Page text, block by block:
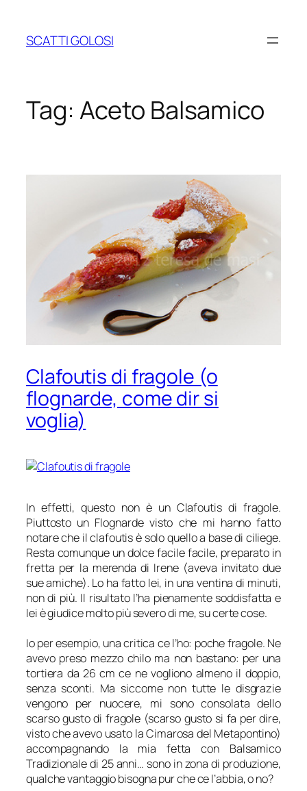
contenuto
SCATTI GOLOSI
Tag: Aceto Balsamico
Clafoutis di fragole (o
flognarde, come dir si
voglia)
In effetti, questo non è un Clafoutis di fragole.
Piuttosto un Flognarde visto che mi hanno fatto
notare che il clafoutis è solo quello a base di ciliege.
Resta comunque un dolce facile facile, preparato in
fretta per la merenda di Irene (aveva invitato due
sue amiche). Lo ha fatto lei, in una ventina di minuti,
non di più. Il risultato l’ha pienamente soddisfatta e
lei è giudice molto più severo di me, su certe cose.
Io per esempio, una critica ce l’ho: poche fragole. Ne
avevo preso mezzo chilo ma non bastano: per una
tortiera da 26 cm ce ne vogliono almeno il doppio,
senza sconti. Ma siccome non tutte le disgrazie
vengono per nuocere, mi sono consolata dello
scarso gusto di fragole (scarso gusto si fa per dire,
visto che avevo usato la Cimarosa del Metapontino)
accompagnando la mia fetta con Balsamico
Tradizionale di 25 anni… sono in zona di produzione,
qualche vantaggio bisogna pur che ce l’abbia, o no?